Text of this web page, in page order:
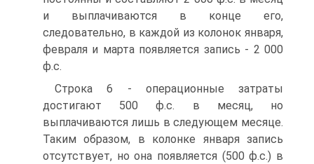
и выплачиваются в конце его,
следовательно, в каждой из колонок января,
февраля и марта появляется запись - 2 000
ф.с.
Строка 6 - операционные затраты
достигают 500 ф.с. в месяц, но
выплачиваются лишь в следующем месяце.
Таким образом, в колонке января запись
отсутствует, но она появляется (500 ф.с.) в